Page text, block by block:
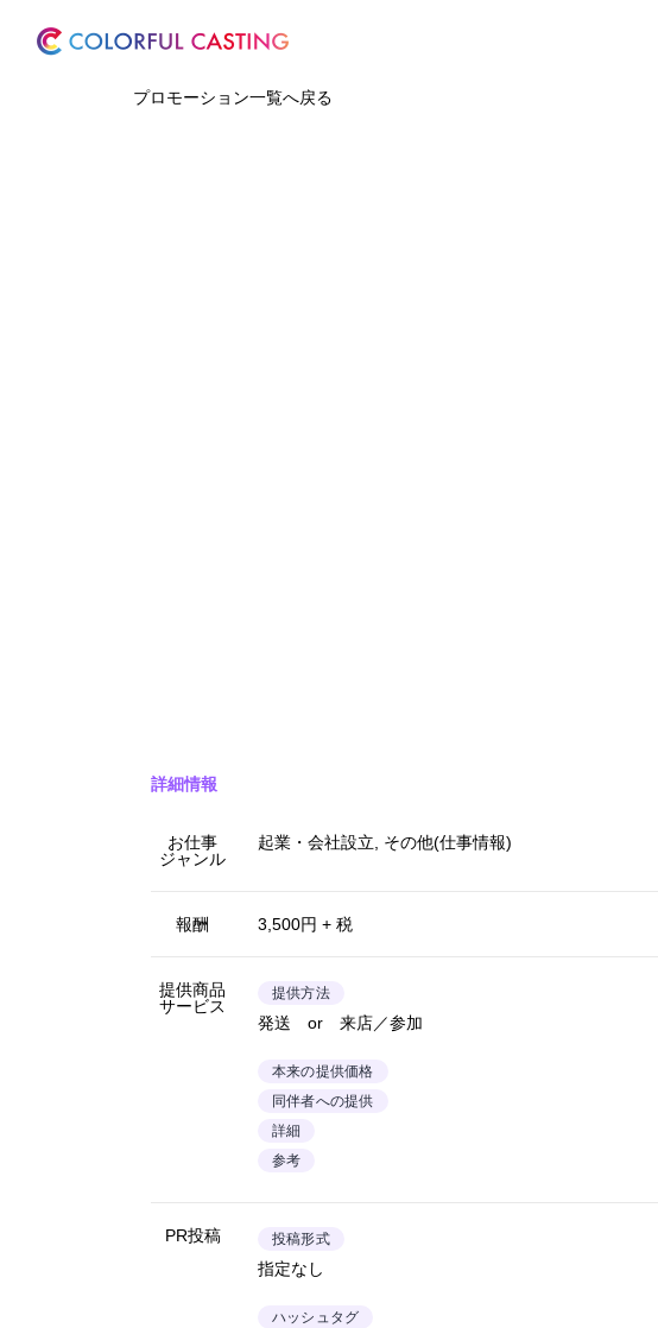
プロモーション一覧へ戻る
詳細情報
お仕事
ジャンル
起業・会社設立, その他(仕事情報)
報酬 3,500円 + 税
提供商品
サービス
提供方法
発送 or 来店／参加
本来の提供価格
同伴者への提供
詳細
参考
PR投稿 投稿形式
指定なし
ハッシュタグ